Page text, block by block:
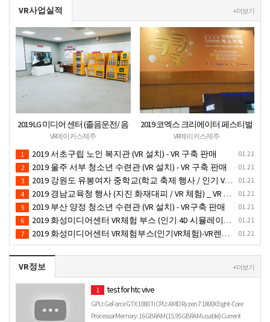
VR사업실적 + 더보기
2019 LG 미디어 센터 (졸음운전/ 음
주운전 체험 행사) VR 체험 - VR 렌탈
대여 행사
VR메이커스제주
2019 코엑스 크리에이터 페스티벌
VR체험 부스 (인기 VR 체험) - VR렌
탈대여 행사
VR메이커스제주
01.21
1 2019 서초구립 노인 복지관 (VR 설치) - VR 구축 판매
01.21
2 2019 울주 서부 청소년 수련관 (VR 설치) - VR 구축 판매
01.21
3 2019 강원도 유봉여자 중학교(학교 축제 행사 / 인기 VR 컨텐츠 ) - VR렌탈대여 행사
01.21
4 2019 경남교육청 행사 (지진 화재대피 / VR 체험) _ VR 렌탈대여행사
01.21
5 2019 부산 양정 청소년 수련관 (VR 설치) - VR구축 판매
01.21
6 2019 화성미디어센터 VR체험 부스 (인기 4D 시뮬레이터 체험)- VR렌탈
01.21
7 2019 화성미디어센터 VR체험부스(인기VR체험)-VR렌탈대여
VR정보 + 더보기
1 test for htc vive
GPU: GeForce GTX 1080 Ti CPU: AMD Ryzen 7 1800X Eight-Core
Processor Memory: 16 GB RAM (15.95 GB RAM usable) Current